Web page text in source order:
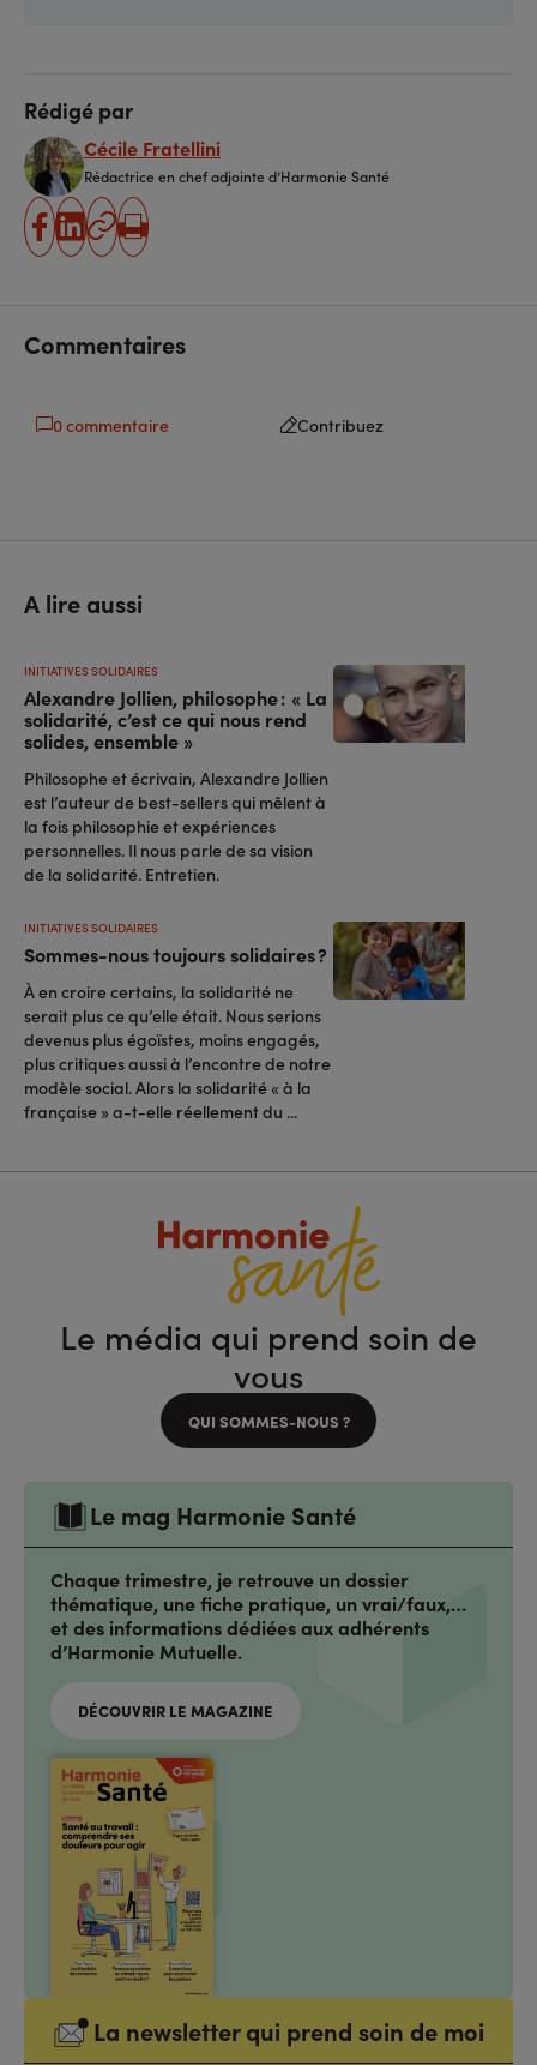
Rédigé par
Cécile Fratellini
Rédactrice en chef adjointe d’Harmonie Santé
partager
partager
Copier
Imprimer
Commentaires
0 commentaire Contribuez
A lire aussi
Alexandre Jollien, philosophe : « La
solidarité, c’est ce qui nous rend
solides, ensemble »
INITIATIVES SOLIDAIRES
Philosophe et écrivain, Alexandre Jollien
est l’auteur de best-sellers qui mêlent à
la fois philosophie et expériences
personnelles. Il nous parle de sa vision
de la solidarité. Entretien.
Sommes-nous toujours solidaires ?
INITIATIVES SOLIDAIRES
À en croire certains, la solidarité ne
serait plus ce qu’elle était. Nous serions
devenus plus égoïstes, moins engagés,
plus critiques aussi à l’encontre de notre
modèle social. Alors la solidarité « à la
française » a-t-elle réellement du ...
Le média qui prend soin de
vous
QUI SOMMES-NOUS ?
Le mag Harmonie Santé
Chaque trimestre, je retrouve un dossier
thématique, une fiche pratique, un vrai/faux,…
et des informations dédiées aux adhérents
d’Harmonie Mutuelle.
DÉCOUVRIR LE MAGAZINE
La newsletter qui prend soin de moi